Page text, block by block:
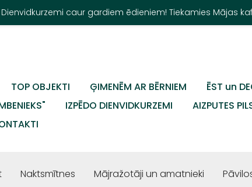
caur gardiem ēdieniem! Tiekamies Mājas
TOP OBJEKTI ĢIMENĒM AR BĒRNIEM ĒST un
IZPĒDO DIENVIDKURZEMI AIZPUTES
Naktsmītnes Mājražotāji un amatnieki